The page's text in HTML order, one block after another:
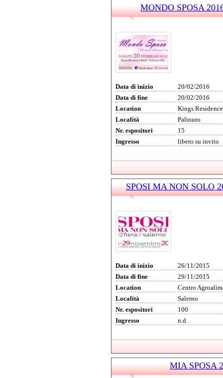
MONDO SPOSA
Data di inizio
20/02/2016
Data di fine
20/02/2016
Location
Kings
Località
Palinuro
Nr. espositori
15
Ingresso
libero su invito
SPOSI MA NON SOLO
Data di inizio
26/11/2015
Data di fine
29/11/2015
Location
Centro
Località
Salerno
Nr. espositori
100
Ingresso
n.d.
MIA SPOSA